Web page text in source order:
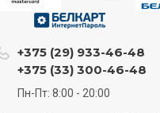
+375 (29) 933-46-48
+375 (33) 300-46-48
Пн-Пт: 8:00 - 20:00